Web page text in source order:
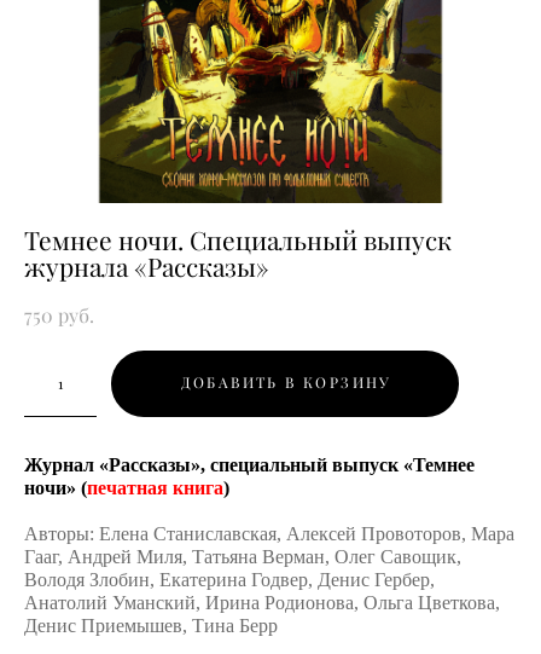
Темнее ночи. Специальный выпуск
журнала «Рассказы»
750 pуб.
ДОБАВИТЬ В КОРЗИНУ
Журнал «Рассказы», cпециальный выпуск «Темнее
ночи» (печатная книга)
Авторы: Елена Станиславская, Алексей Провоторов, Мара
Гааг, Андрей Миля, Татьяна Верман, Олег Савощик,
Володя Злобин, Екатерина Годвер, Денис Гербер,
Анатолий Уманский, Ирина Родионова, Ольга Цветкова,
Денис Приемышев, Тина Берр